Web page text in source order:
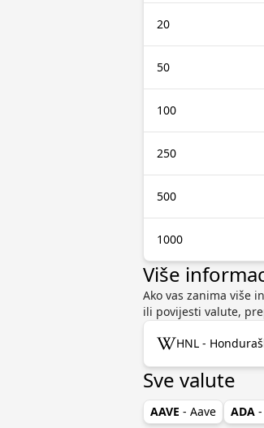
20
50
100
250
500
1000
Više
Ako vas zanima više
ili povijesti valute,
HNL -
Sve valute
AAVE - Aave ADA